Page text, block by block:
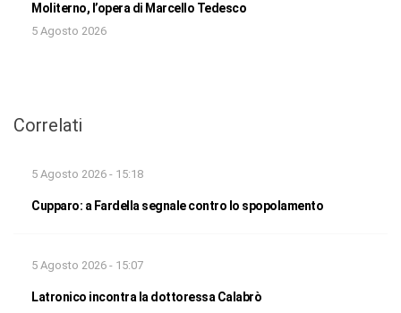
Moliterno, l’opera di Marcello Tedesco
5 Agosto 2026
Correlati
5 Agosto 2026 - 15:18
Cupparo: a Fardella segnale contro lo spopolamento
5 Agosto 2026 - 15:07
Latronico incontra la dottoressa Calabrò